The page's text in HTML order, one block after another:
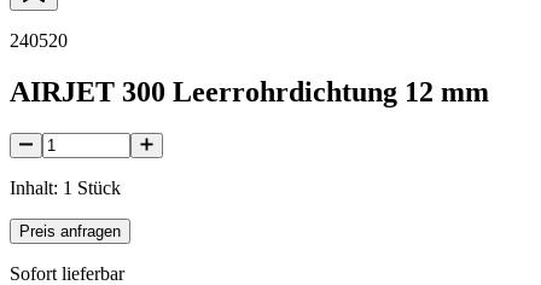
240520
AIRJET 300 Leerrohrdichtung 12 mm
Inhalt: 1 Stück
Preis anfragen
Sofort lieferbar